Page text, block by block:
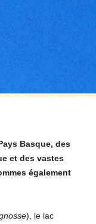
Basque, des
et des vastes
également
), le lac